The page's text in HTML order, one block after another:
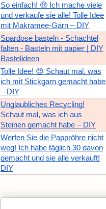
So einfach! 🤑 Ich mache viele
und verkaufe sie alle! Tolle Idee
mit Makramee-Garn – DIY
Spardose basteln - Schachtel
falten - Basteln mit papier | DIY
Bastelideen
Tolle Idee! 😍 Schaut mal, was
ich mit Stickgarn gemacht habe
– DIY
Unglaubliches Recycling!
Schaut mal, was ich aus
Steinen gemacht habe – DIY
Werfen Sie die Pappröhre nicht
weg! Ich habe täglich 30 davon
gemacht und sie alle verkauft!
DIY